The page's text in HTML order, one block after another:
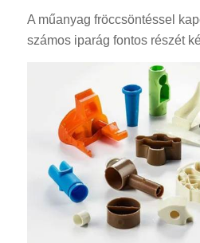
A műanyag fröccsöntéssel
számos iparág fontos részét